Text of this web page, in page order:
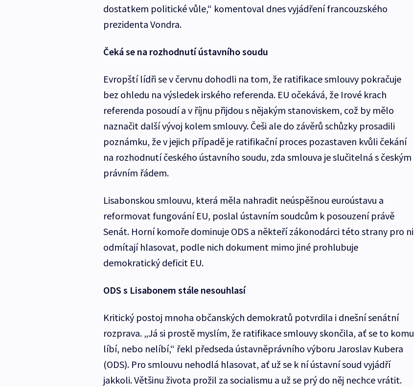
dostatkem politické vůle,“ komentoval dnes vyjádření francouzského
prezidenta Vondra.
Čeká se na rozhodnutí ústavního soudu
Evropští lídři se v červnu dohodli na tom, že ratifikace smlouvy pokračuje
bez ohledu na výsledek irského referenda. EU očekává, že Irové krach
referenda posoudí a v říjnu přijdou s nějakým stanoviskem, což by mělo
naznačit další vývoj kolem smlouvy. Češi ale do závěrů schůzky prosadili
poznámku, že v jejich případě je ratifikační proces pozastaven kvůli čekání
na rozhodnutí českého ústavního soudu, zda smlouva je slučitelná s českým
právním řádem.
Lisabonskou smlouvu, která měla nahradit neúspěšnou euroústavu a
reformovat fungování EU, poslal ústavním soudcům k posouzení právě
Senát. Horní komoře dominuje ODS a někteří zákonodárci této strany pro ni
odmítají hlasovat, podle nich dokument mimo jiné prohlubuje
demokratický deficit EU.
ODS s Lisabonem stále nesouhlasí
Kritický postoj mnoha občanských demokratů potvrdila i dnešní senátní
rozprava. „Já si prostě myslím, že ratifikace smlouvy skončila, ať se to komu
líbí, nebo nelíbí,“ řekl předseda ústavněprávního výboru Jaroslav Kubera
(ODS). Pro smlouvu nehodlá hlasovat, ať už se k ní ústavní soud vyjádří
jakkoli. Většinu života prožil za socialismu a už se prý do něj nechce vrátit.